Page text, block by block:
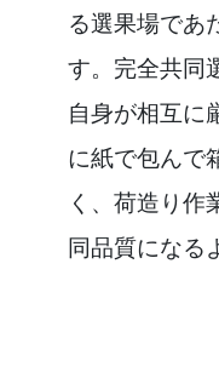
る選果場であ
す。完全共同
自身が相互に
に紙で包んで
く、荷造り作
同品質になる